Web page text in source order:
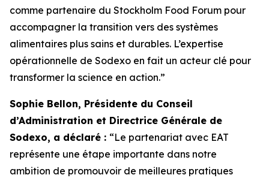
comme partenaire du Stockholm Food Forum pour
accompagner la transition vers des systèmes
alimentaires plus sains et durables. L’expertise
opérationnelle de Sodexo en fait un acteur clé pour
transformer la science en action.”
Sophie Bellon, Présidente du Conseil
d’Administration et Directrice Générale de
Sodexo, a déclaré : “Le partenariat avec EAT
représente une étape importante dans notre
ambition de promouvoir de meilleures pratiques